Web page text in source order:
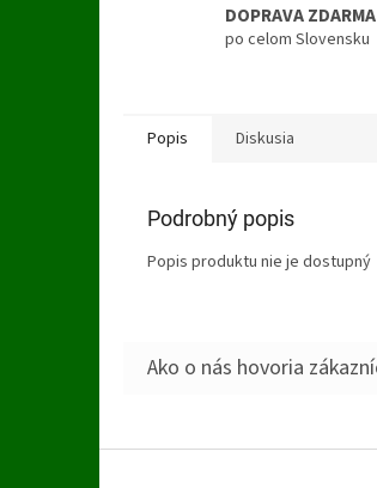
DOPRAVA ZDARMA
po celom Slovensku
Popis Diskusia
Podrobný popis
Popis produktu nie je dostupný